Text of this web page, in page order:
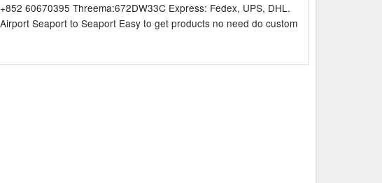
60670395 Threema:672DW33C Express: Fedex, UPS, DHL.
Seaport to Seaport Easy to get products no need do custom